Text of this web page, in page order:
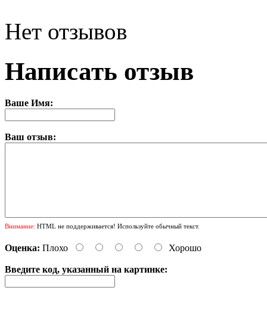
Нет отзывов
Написать отзыв
Ваше Имя:
Ваш отзыв:
Внимание: HTML не поддерживается! Используйте обычный текст.
Оценка: Плохо Хорошо
Введите код, указанный на картинке: